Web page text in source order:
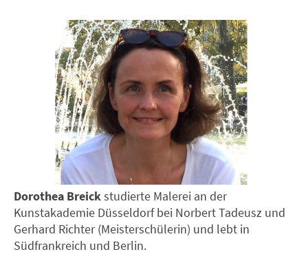
Dorothea Breickstudierte Malerei an der
Kunstakademie Düsseldorf bei Norbert Tadeusz und
Gerhard Richter (Meisterschülerin) und lebt in
Südfrankreich und Berlin.